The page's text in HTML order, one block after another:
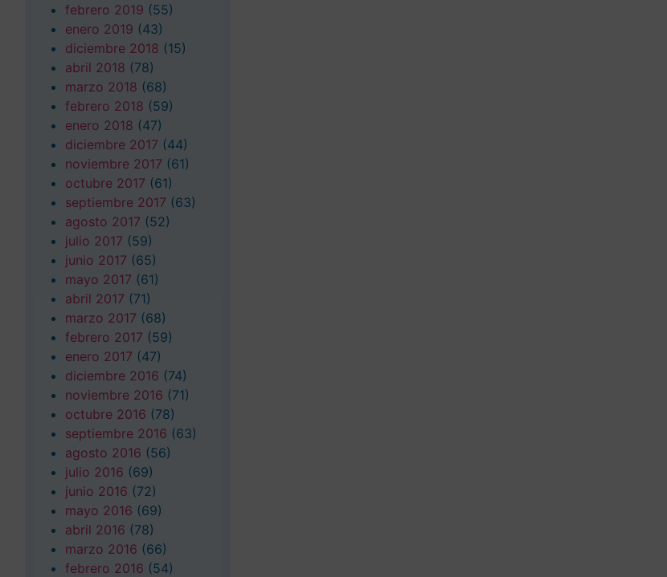
febrero 2019 (55)
enero 2019 (43)
diciembre 2018 (15)
abril 2018 (78)
marzo 2018 (68)
febrero 2018 (59)
enero 2018 (47)
diciembre 2017 (44)
noviembre 2017 (61)
octubre 2017 (61)
septiembre 2017 (63)
agosto 2017 (52)
julio 2017 (59)
junio 2017 (65)
mayo 2017 (61)
abril 2017 (71)
marzo 2017 (68)
febrero 2017 (59)
enero 2017 (47)
diciembre 2016 (74)
noviembre 2016 (71)
octubre 2016 (78)
septiembre 2016 (63)
agosto 2016 (56)
julio 2016 (69)
junio 2016 (72)
mayo 2016 (69)
abril 2016 (78)
marzo 2016 (66)
febrero 2016 (54)